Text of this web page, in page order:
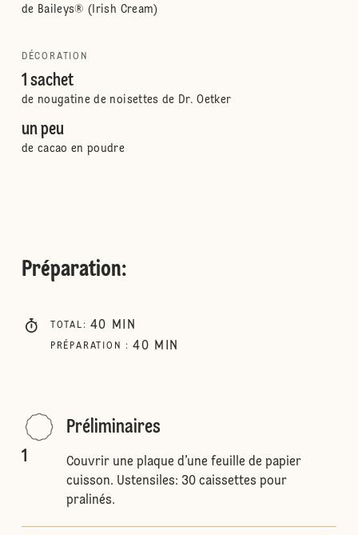
de Baileys® (Irish Cream)
DÉCORATION
1 sachet
de nougatine de noisettes de Dr. Oetker
un peu
de cacao en poudre
Préparation:
TOTAL : 40 MIN
PRÉPARATION : 40 MIN
1
Préliminaires
Couvrir une plaque d’une feuille de papier
cuisson. Ustensiles: 30 caissettes pour
pralinés.